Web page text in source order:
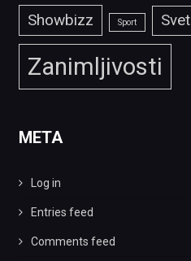
Showbizz Sport Svet
Zanimljivosti
META
Log in
Entries feed
Comments feed